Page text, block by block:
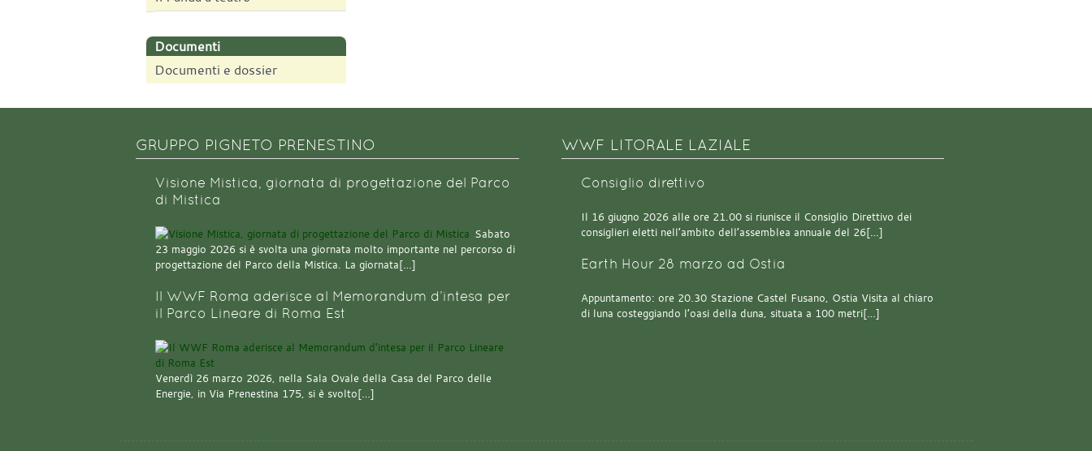
Documenti
Documenti e dossier
GRUPPO PIGNETO PRENESTINO
Visione Mistica, giornata di progettazione del Parco
di Mistica
Sabato
23 maggio 2026 si è svolta una giornata molto importante nel percorso di
progettazione del Parco della Mistica. La giornata[…]
Il WWF Roma aderisce al Memorandum d’intesa per
il Parco Lineare di Roma Est
Venerdì 26 marzo 2026, nella Sala Ovale della Casa del Parco delle
Energie, in Via Prenestina 175, si è svolto[…]
WWF LITORALE LAZIALE
Consiglio direttivo
Il 16 giugno 2026 alle ore 21.00 si riunisce il Consiglio Direttivo dei
consiglieri eletti nell’ambito dell’assemblea annuale del 26[…]
Earth Hour 28 marzo ad Ostia
Appuntamento: ore 20.30 Stazione Castel Fusano, Ostia Visita al chiaro
di luna costeggiando l’oasi della duna, situata a 100 metri[…]